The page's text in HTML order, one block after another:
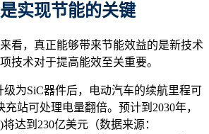
实现节能的关键
看，真正能够带来节能效益的是新技术
技术对于提高能效至关重要。
为SiC器件后，电动汽车的续航里程可
站可处理电量翻倍。预计到2030年，
达到230亿美元（数据来源：